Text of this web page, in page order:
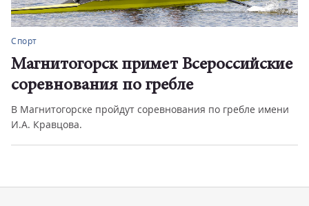
Спорт
Магнитогорск примет Всероссийские
соревнования по гребле
В Магнитогорске пройдут соревнования по гребле имени
И.А. Кравцова.